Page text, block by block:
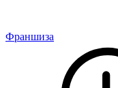
Франшиза